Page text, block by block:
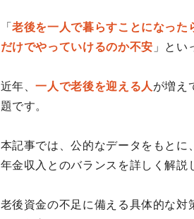
「老後を一人で暮らすことになっ
だけでやっていけるのか不安 」とい
近年、一人で老後を迎える人 が増え
題です。
本記事では、公的なデータをもとに
年金収入とのバランスを詳しく解説
老後資金の不足に備える具体的な